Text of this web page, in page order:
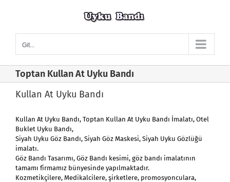
Git...
Toptan Kullan At Uyku Bandı
Kullan At Uyku Bandı
Kullan At Uyku Bandı, Toptan Kullan At Uyku Bandı İmalatı, Otel
Buklet Uyku Bandı,
Siyah Uyku Göz Bandı, Siyah Göz Maskesi, Siyah Uyku Gözlüğü
imalatı.
Göz Bandı Tasarımı, Göz Bandı kesimi, göz bandı imalatının
tamamı firmamız bünyesinde yapılmaktadır.
Kozmetikçilere, Medikalcilere, şirketlere, promosyonculara,